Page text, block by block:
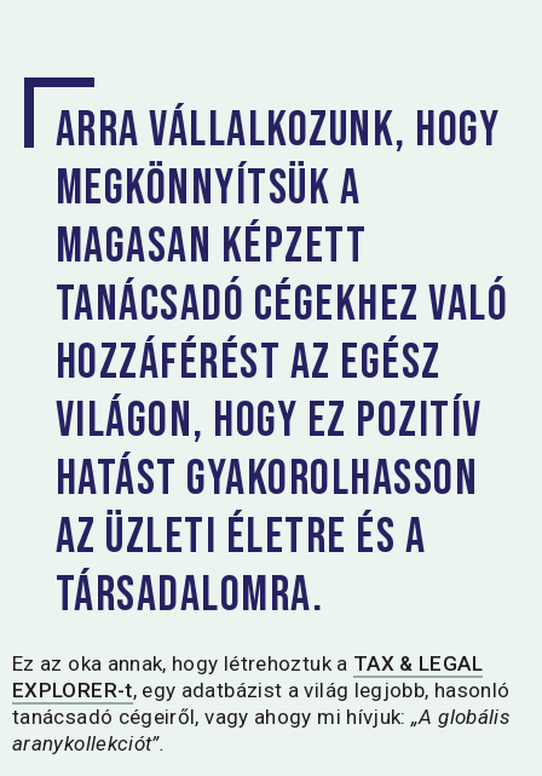
Arra vállalkozunk, hogy
megkönnyítsük a
magasan képzett
tanácsadó cégekhez való
hozzáférést az egész
világon, hogy ez pozitív
hatást gyakorolhasson
az üzleti életre és a
társadalomra.
Ez az oka annak, hogy létrehoztuk a TAX & LEGAL
EXPLORER-t, egy adatbázist a világ legjobb, hasonló
tanácsadó cégeiről, vagy ahogy mi hívjuk:„A globális
aranykollekciót”.